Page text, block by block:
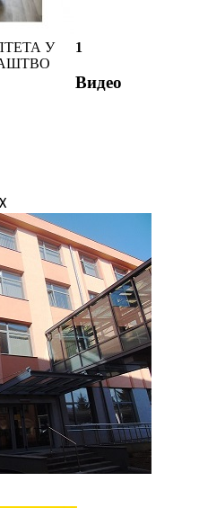
У
1
Видео